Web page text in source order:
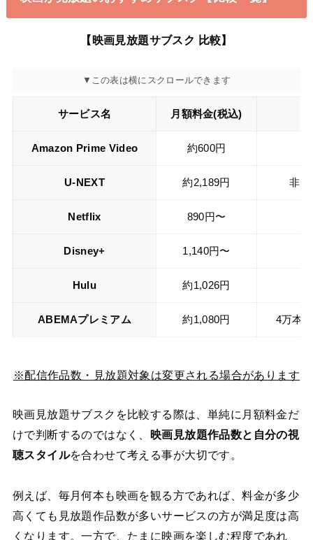
【映画見放題サブスク 比較】
サービス名 月額料金(税込)
Amazon Prime Video 約600円
U-NEXT 約2,189円 非公
Netflix 890円〜
Disney+ 1,140円〜
Hulu 約1,026円
ABEMAプレミアム 約1,080円 4万本
※配信作品数・見放題対象は変更される場合があります
映画見放題サブスクを比較する際は、単純に月額料金だ
けで判断するのではなく、 映画見放題作品数と自分の視
聴スタイルを合わせて考える事が大切です。
例えば、毎月何本も映画を観る方であれば、料金が多少
高くても見放題作品数が多いサービスの方が満足度は高
くなります。一方で、たまに映画を楽しむ程度であれ